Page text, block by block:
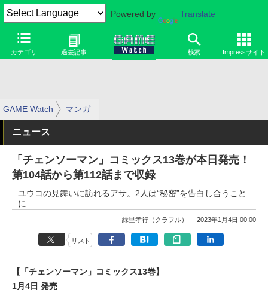
Powered by Translate
カテゴリ 過去記事 検索 Impressサイト
GAME Watch マンガ
ニュース
「チェンソーマン」コミックス13巻が本日発売！
第104話から第112話まで収録
ユウコの見舞いに訪れるアサ。2人は“秘密”を告白し合うこと
に
緑里孝行（クラフル） 2023年1月4日 00:00
リスト
【「チェンソーマン」コミックス13巻】
1月4日 発売